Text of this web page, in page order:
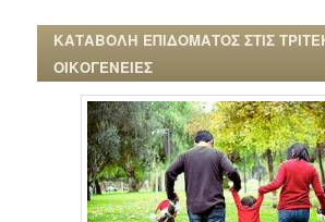
ΚΑΤΑΒΟΛΗ ΕΠΙΔΟΜΑΤΟΣ ΣΤΙΣ
ΟΙΚΟΓΕΝΕΙΕΣ